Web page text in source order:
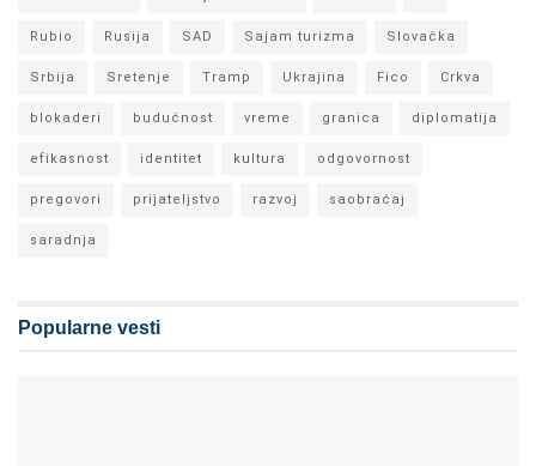
Rubio Rusija SAD Sajam turizma Slovačka
Srbija Sretenje Tramp Ukrajina Fico Crkva
blokaderi budućnost vreme granica diplomatija
efikasnost identitet kultura odgovornost
pregovori prijateljstvo razvoj saobraćaj
saradnja
Popularne vesti